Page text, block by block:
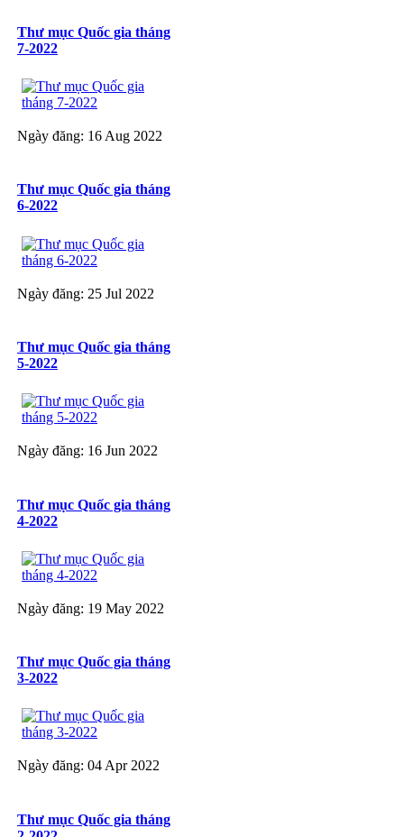
Thư mục Quốc gia tháng
7-2022
Ngày đăng: 16 Aug 2022
Thư mục Quốc gia tháng
6-2022
Ngày đăng: 25 Jul 2022
Thư mục Quốc gia tháng
5-2022
Ngày đăng: 16 Jun 2022
Thư mục Quốc gia tháng
4-2022
Ngày đăng: 19 May 2022
Thư mục Quốc gia tháng
3-2022
Ngày đăng: 04 Apr 2022
Thư mục Quốc gia tháng